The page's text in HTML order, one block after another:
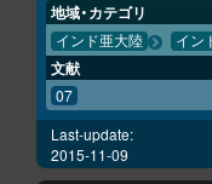
地域・カテゴリ
インド亜大陸 イン
文献
07
Last-update:
2015-11-09